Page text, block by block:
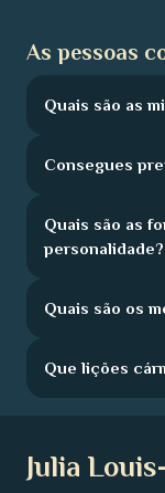
As pessoas
Quais são as
Consegues
Quais são as
personalidade?
Quais são os
Que lições
Julia